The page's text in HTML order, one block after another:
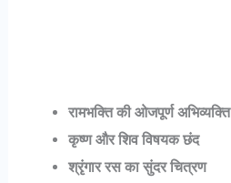
रामभक्ति की ओजपूर्ण अभिव्यक्ति
कृष्ण और शिव विषयक छंद
श्रृंगार रस का सुंदर चित्रण